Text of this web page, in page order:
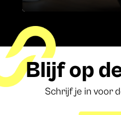
Blijf op
Schrijf je in voor